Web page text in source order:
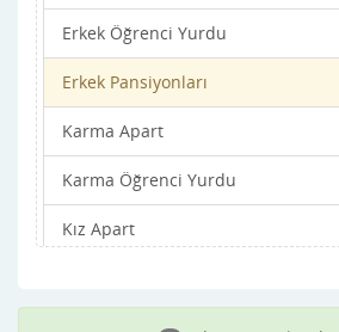
Beyoğlu
Büyükçekmece
Çatalca
Çekmeköy
Eminönü
Erkek Öğrenci Yurdu
Erkek Pansiyonları
Karma Apart
Karma Öğrenci Yurdu
Kız Apart
Kız Pansiyonları